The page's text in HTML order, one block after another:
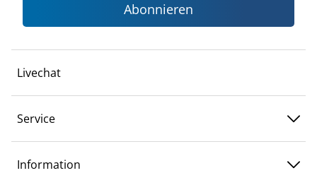
Abonnieren
Livechat
Service
Information